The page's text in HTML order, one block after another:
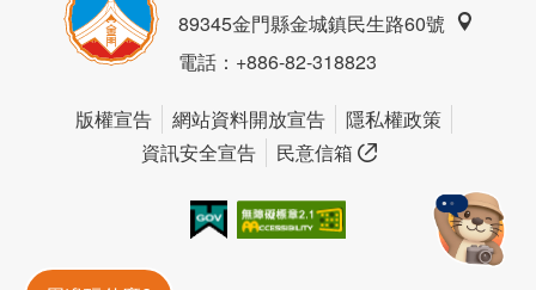
89345金門縣金城鎮民生路60號
電話：+886-82-318823
版權宣告 網站資料開放宣告
隱私權政策
資訊安全宣告
民意信箱